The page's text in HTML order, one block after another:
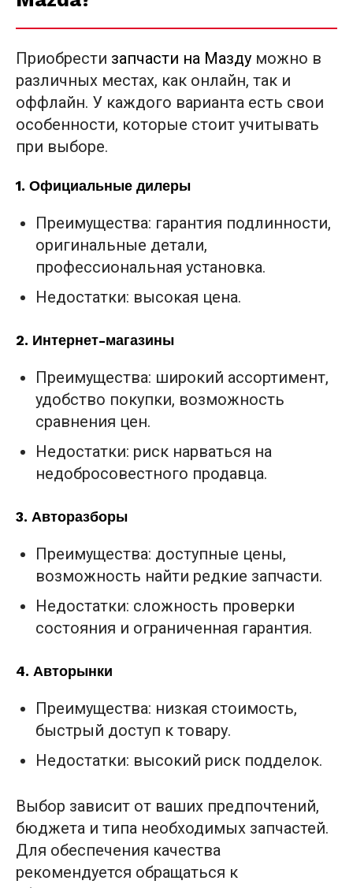
Приобрести запчасти на Мазду можно в
различных местах, как онлайн, так и
оффлайн. У каждого варианта есть свои
особенности, которые стоит учитывать
при выборе.
1. Официальные дилеры
Преимущества: гарантия подлинности,
оригинальные детали,
профессиональная установка.
Недостатки: высокая цена.
2. Интернет-магазины
Преимущества: широкий ассортимент,
удобство покупки, возможность
сравнения цен.
Недостатки: риск нарваться на
недобросовестного продавца.
3. Авторазборы
Преимущества: доступные цены,
возможность найти редкие запчасти.
Недостатки: сложность проверки
состояния и ограниченная гарантия.
4. Авторынки
Преимущества: низкая стоимость,
быстрый доступ к товару.
Недостатки: высокий риск подделок.
Выбор зависит от ваших предпочтений,
бюджета и типа необходимых запчастей.
Для обеспечения качества
рекомендуется обращаться к